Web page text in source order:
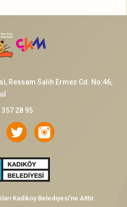
Ressam Salih Ermez Cd. No:46,
28 95
Kadikoy Belediyesi’ne Aittir.